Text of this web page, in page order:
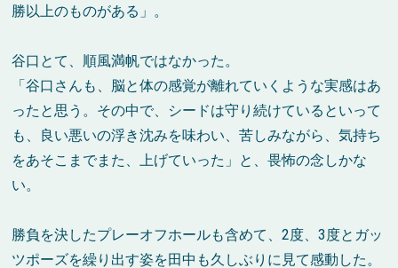
勝以上のものがある」。
谷口とて、順風満帆ではなかった。
「谷口さんも、脳と体の感覚が離れていくような実感はあ
ったと思う。その中で、シードは守り続けているといって
も、良い悪いの浮き沈みを味わい、苦しみながら、気持ち
をあそこまでまた、上げていった」と、畏怖の念しかな
い。
勝負を決したプレーオフホールも含めて、2度、3度とガッ
ツポーズを繰り出す姿を田中も久しぶりに見て感動した。